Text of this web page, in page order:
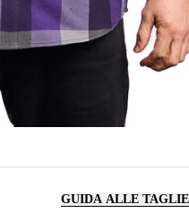
GUIDA ALLE TAGLIE